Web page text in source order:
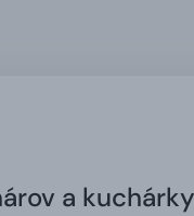
a kuchárky